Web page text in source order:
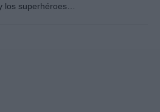
los superhéroes…